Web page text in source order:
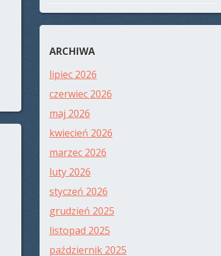
ARCHIWA
lipiec 2026
czerwiec 2026
maj 2026
kwiecień 2026
marzec 2026
luty 2026
styczeń 2026
grudzień 2025
listopad 2025
październik 2025